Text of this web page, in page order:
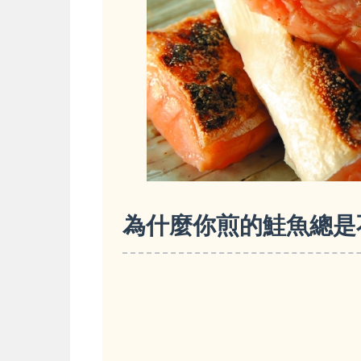
為什麼你煎的鮭魚總